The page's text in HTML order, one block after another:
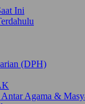
Ini
(DPH)
Agama &